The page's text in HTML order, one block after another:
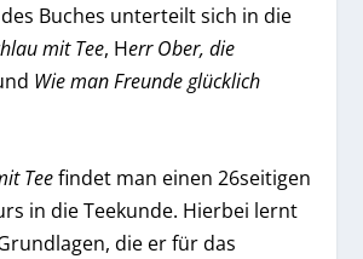
Buches unterteilt sich in die
mit Tee, Herr Ober, die
Wie man Freunde glücklich
Teefindet man einen 26seitigen
in die Teekunde. Hierbei lernt
die er für das